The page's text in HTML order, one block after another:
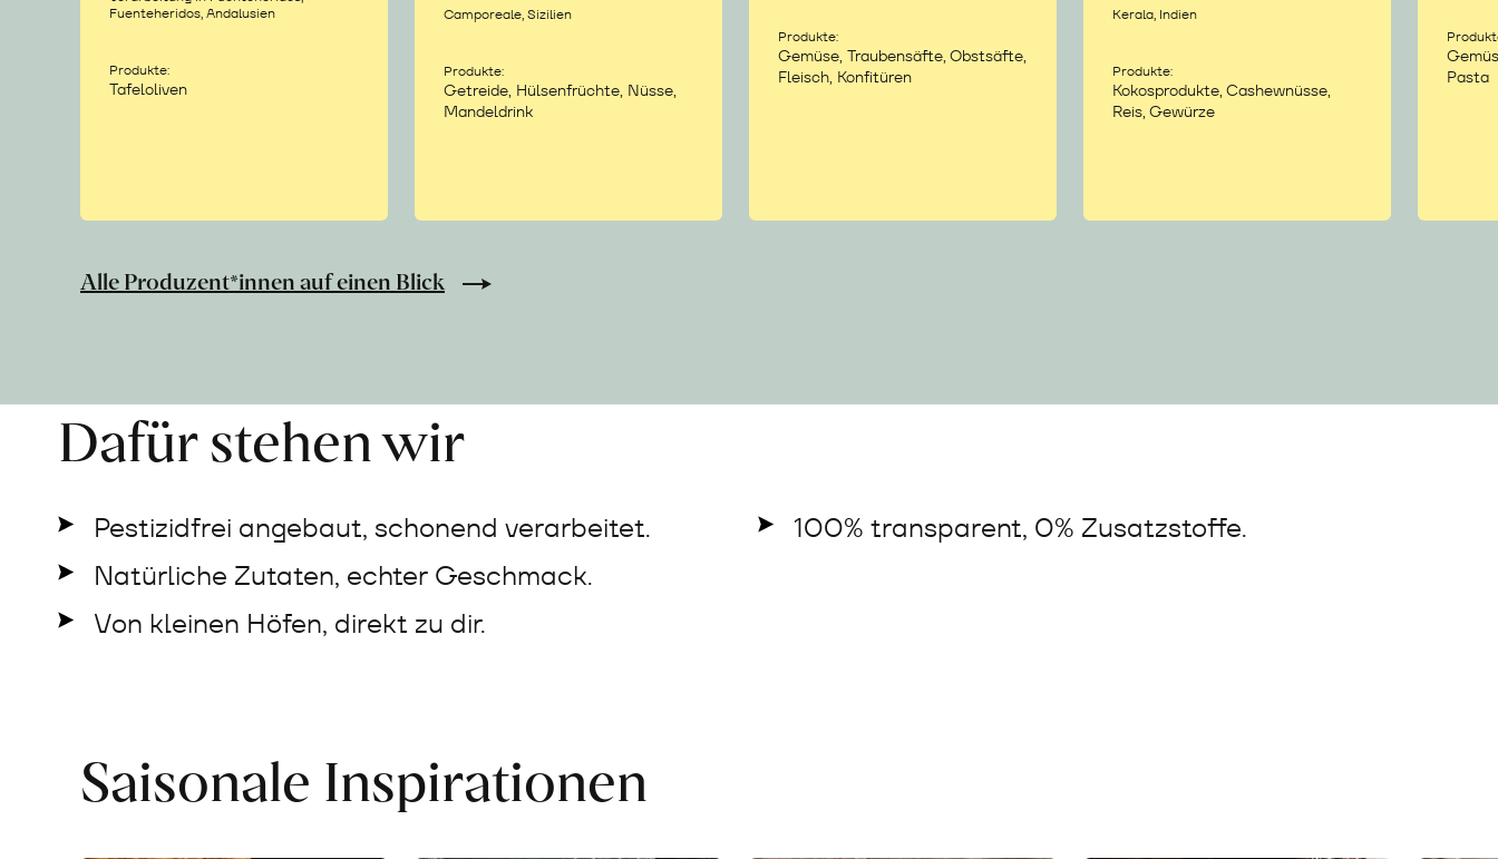
Fuenteheridos, Andalusien
Produkte:
Tafeloliven
Camporeale, Sizilien
Produkte:
Getreide, Hülsenfrüchte, Nüsse,
Mandeldrink
Produkte:
Gemüse, Traubensäfte, Obstsäfte,
Fleisch, Konfitüren
Kerala, Indien
Produkte:
Kokosprodukte, Cashewnüsse,
Reis, Gewürze
Pasta
Alle Produzent*innen auf einen Blick
Dafür stehen wir
Pestizidfrei angebaut, schonend verarbeitet.
Natürliche Zutaten, echter Geschmack.
Von kleinen Höfen, direkt zu dir.
100% transparent, 0% Zusatzstoffe.
Saisonale Inspirationen